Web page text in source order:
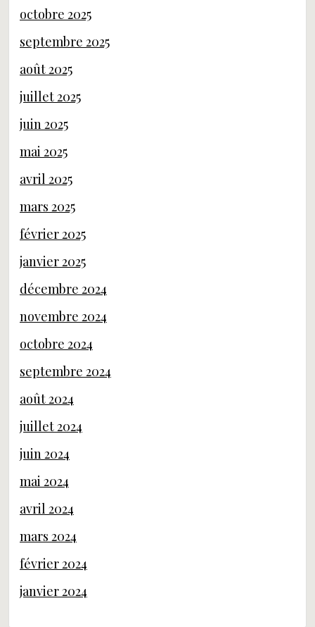
octobre 2025
septembre 2025
août 2025
juillet 2025
juin 2025
mai 2025
avril 2025
mars 2025
février 2025
janvier 2025
décembre 2024
novembre 2024
octobre 2024
septembre 2024
août 2024
juillet 2024
juin 2024
mai 2024
avril 2024
mars 2024
février 2024
janvier 2024